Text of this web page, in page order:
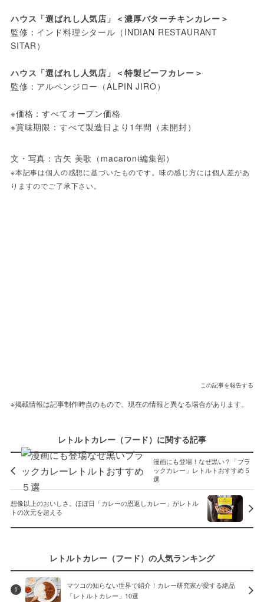
ハウス「選ばれし人気店」＜濃厚バターチキンカレー＞
監修：インド料理シタール（INDIAN RESTAURANT
SITAR）
ハウス「選ばれし人気店」＜特製ビーフカレー＞
監修：アルペンジロー（ALPIN JIRO）
※価格：すべてオープン価格
※賞味期限：すべて製造日より1年間（未開封）
※本記事は個人の感想に基づいたものです。味の感じ方には個人差があ
りますのでご了承下さい。
この記事を報告する
※掲載情報は記事制作時点のもので、現在の情報と異なる場合があります。
レトルトカレー（フード）に関する記事
漫画にも登場！なぜ黒い？「ブラ
ックカレー」レトルトおすすめ５
選
想像以上のおいしさ。ほぼ日「カレーの恩返しカレー」がレトル
トの次元を超える
レトルトカレー（フード）の人気ランキング
1
マツコの知らない世界で紹介！カレー研究家が愛する絶品
「レトルトカレー」10選